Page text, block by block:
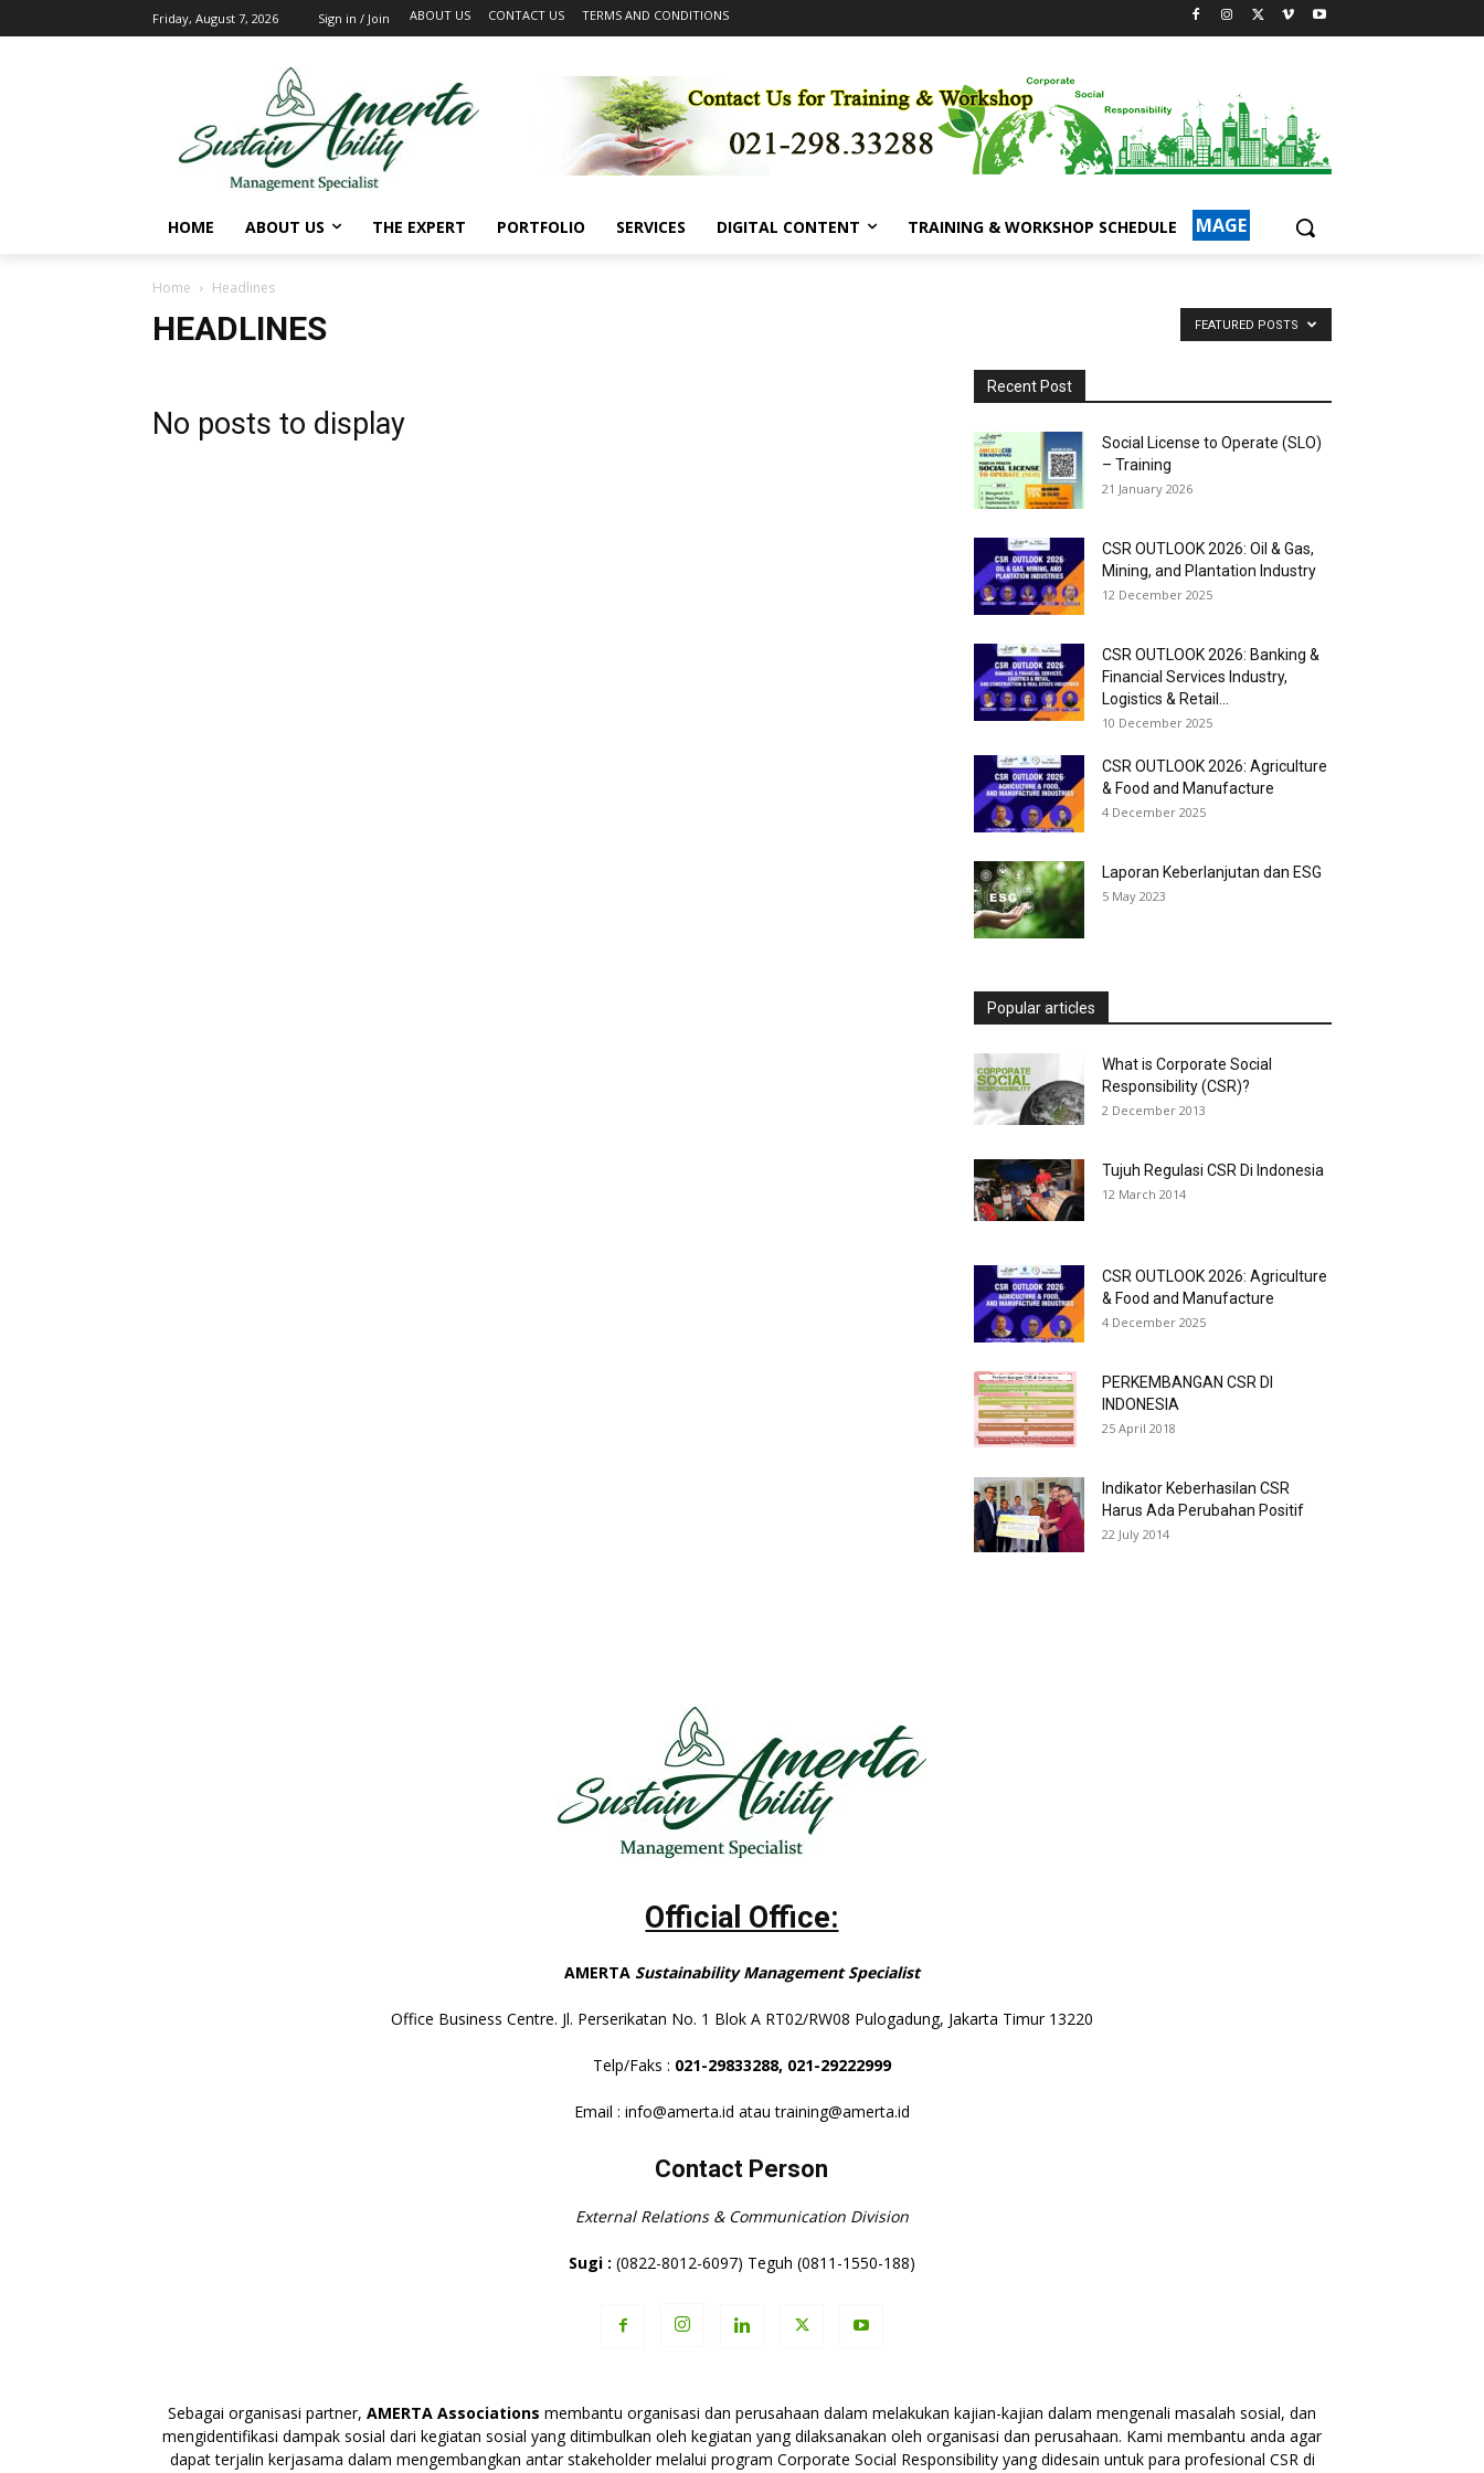
Friday, August 7, 2026 Sign in / Join ABOUT US CONTACT US TERMS AND CONDITIONS
HOME ABOUT US THE EXPERT PORTFOLIO SERVICES DIGITAL CONTENT TRAINING & WORKSHOP SCHEDULE MAGE
Home Headlines
HEADLINES FEATURED POSTS
No posts to display
Recent Post
Social License to Operate (SLO)
– Training
21 January 2026
CSR OUTLOOK 2026: Oil & Gas,
Mining, and Plantation Industry
12 December 2025
CSR OUTLOOK 2026: Banking &
Financial Services Industry,
Logistics & Retail...
10 December 2025
CSR OUTLOOK 2026: Agriculture
& Food and Manufacture
4 December 2025
Laporan Keberlanjutan dan ESG
5 May 2023
Popular articles
What is Corporate Social
Responsibility (CSR)?
2 December 2013
Tujuh Regulasi CSR Di Indonesia
12 March 2014
CSR OUTLOOK 2026: Agriculture
& Food and Manufacture
4 December 2025
PERKEMBANGAN CSR DI
INDONESIA
25 April 2018
Indikator Keberhasilan CSR
Harus Ada Perubahan Positif
22 July 2014
Official Office:
AMERTA Sustainability Management Specialist
Office Business Centre. Jl. Perserikatan No. 1 Blok A RT02/RW08 Pulogadung, Jakarta Timur 13220
Telp/Faks : 021-29833288, 021-29222999
Email : info@amerta.id atau training@amerta.id
Contact Person
External Relations & Communication Division
Sugi : (0822-8012-6097) Teguh (0811-1550-188)
Sebagai organisasi partner, AMERTA Associations membantu organisasi dan perusahaan dalam melakukan kajian-kajian dalam mengenali masalah sosial, dan
mengidentifikasi dampak sosial dari kegiatan sosial yang ditimbulkan oleh kegiatan yang dilaksanakan oleh organisasi dan perusahaan. Kami membantu anda agar
dapat terjalin kerjasama dalam mengembangkan antar stakeholder melalui program Corporate Social Responsibility yang didesain untuk para profesional CSR di